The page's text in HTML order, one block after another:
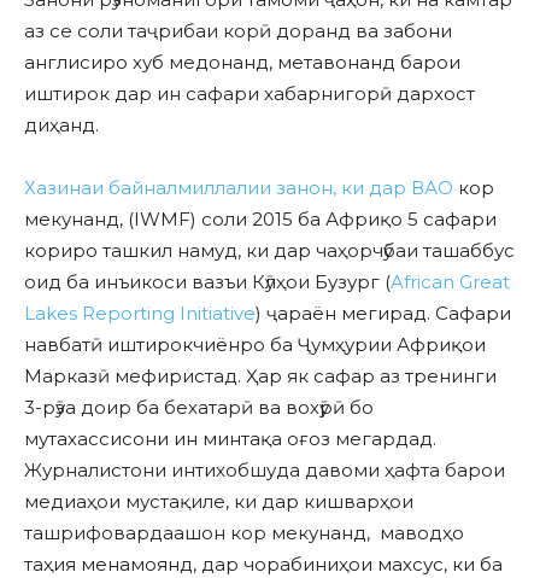
аз се соли таҷрибаи корӣ доранд ва забони
англисиро хуб медонанд, метавонанд барои
иштирок дар ин сафари хабарнигорӣ дархост
диҳанд.
Хазинаи байналмиллалии занон, ки дар ВАО кор
мекунанд, (IWMF) соли 2015 ба Африқо 5 сафари
кориро ташкил намуд, ки дар чаҳорчӯбаи ташаббус
оид ба инъикоси вазъи Кӯлҳои Бузург (African Great
Lakes Reporting Initiative) ҷараён мегирад. Сафари
навбатӣ иштирокчиёнро ба Ҷумҳурии Африқои
Марказӣ мефиристад. Ҳар як сафар аз тренинги
3-рӯза доир ба бехатарӣ ва вохӯрӣ бо
мутахассисони ин минтақа оғоз мегардад.
Журналистони интихобшуда давоми ҳафта барои
медиаҳои мустақиле, ки дар кишварҳои
ташрифовардаашон кор мекунанд, маводҳо
таҳия менамоянд, дар чорабиниҳои махсус, ки ба